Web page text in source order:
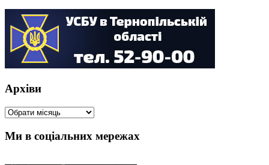
Архіви
Архіви
Ми в соціальних мережах